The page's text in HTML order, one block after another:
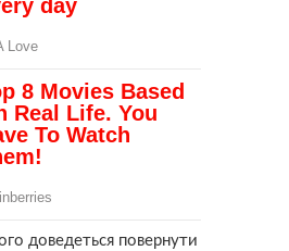
доведеться повернути